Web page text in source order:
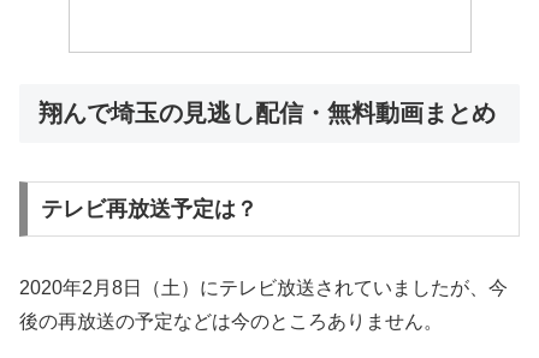
翔んで埼玉の見逃し配信・無料動画まとめ
テレビ再放送予定は？
2020年2月8日（土）にテレビ放送されていましたが、今
後の再放送の予定などは今のところありません。